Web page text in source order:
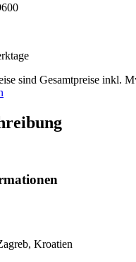
sind Gesamtpreise inkl.
Kroatien